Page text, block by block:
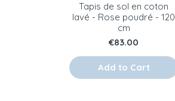
Tapis de sol en coton
lavé - Rose poudré - 120
cm
Price
€83.00
Add to Cart